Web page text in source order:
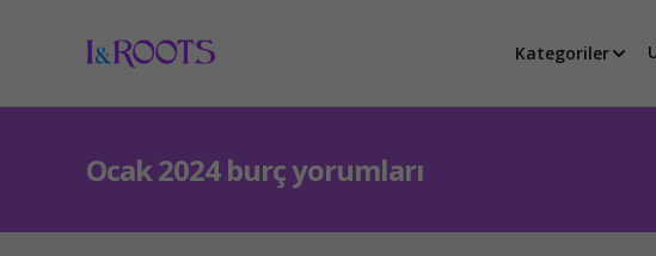
Kategoriler
Ocak 2024 burç yorumları